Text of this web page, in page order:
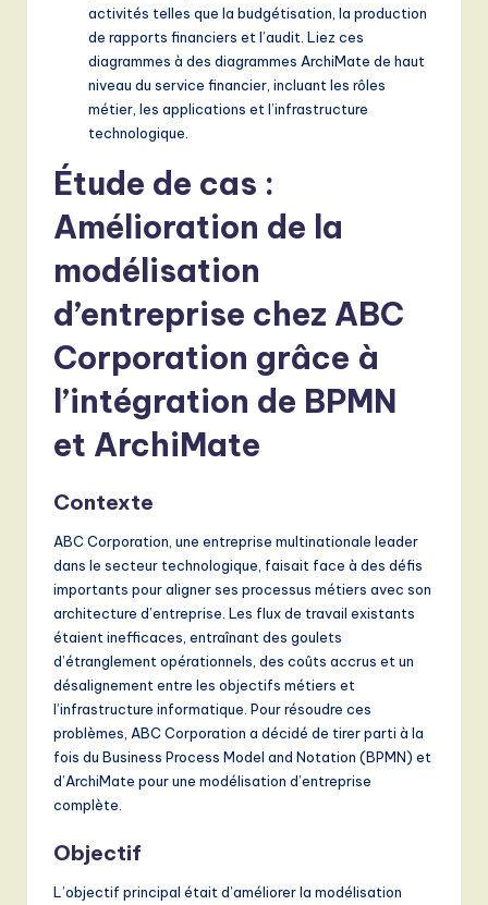
activités telles que la budgétisation, la production
de rapports financiers et l’audit. Liez ces
diagrammes à des diagrammes ArchiMate de haut
niveau du service financier, incluant les rôles
métier, les applications et l’infrastructure
technologique.
Étude de cas :
Amélioration de la
modélisation
d’entreprise chez ABC
Corporation grâce à
l’intégration de BPMN
et ArchiMate
Contexte
ABC Corporation, une entreprise multinationale leader
dans le secteur technologique, faisait face à des défis
importants pour aligner ses processus métiers avec son
architecture d’entreprise. Les flux de travail existants
étaient inefficaces, entraînant des goulets
d’étranglement opérationnels, des coûts accrus et un
désalignement entre les objectifs métiers et
l’infrastructure informatique. Pour résoudre ces
problèmes, ABC Corporation a décidé de tirer parti à la
fois du Business Process Model and Notation (BPMN) et
d’ArchiMate pour une modélisation d’entreprise
complète.
Objectif
L’objectif principal était d’améliorer la modélisation